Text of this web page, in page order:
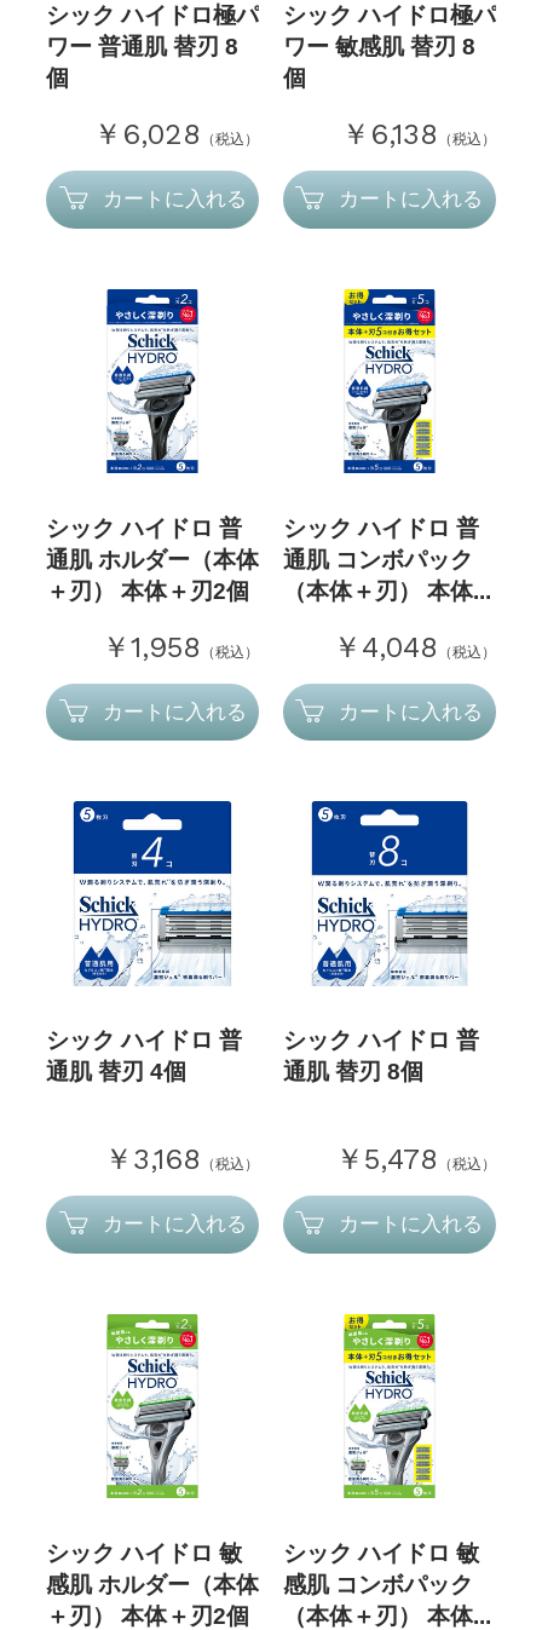
シック ハイドロ極パ
ワー 普通肌 替刃 8
個
￥6,028 （税込）
カートに入れる
シック ハイドロ極パ
ワー 敏感肌 替刃 8
個
￥6,138 （税込）
カートに入れる
シック ハイドロ 普
通肌 ホルダー（本体
＋刃） 本体＋刃2個
￥1,958 （税込）
カートに入れる
シック ハイドロ 普
通肌 コンボパック
（本体＋刃） 本体...
￥4,048 （税込）
カートに入れる
シック ハイドロ 普
通肌 替刃 4個
￥3,168 （税込）
カートに入れる
シック ハイドロ 普
通肌 替刃 8個
￥5,478 （税込）
カートに入れる
シック ハイドロ 敏
感肌 ホルダー（本体
＋刃） 本体＋刃2個
シック ハイドロ 敏
感肌 コンボパック
（本体＋刃） 本体...